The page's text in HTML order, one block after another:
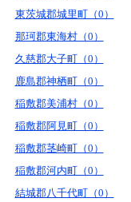
東茨城郡城里町（0）
那珂郡東海村（0）
久慈郡大子町（0）
鹿島郡神栖町（0）
稲敷郡美浦村（0）
稲敷郡阿見町（0）
稲敷郡茎崎町（0）
稲敷郡河内町（0）
結城郡八千代町（0）